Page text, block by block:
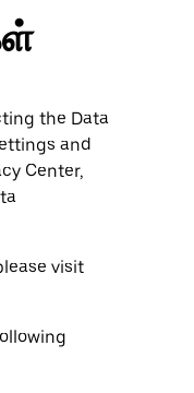
the ‌Data
and
Center,
visit